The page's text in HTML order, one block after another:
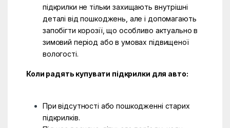
підкрилки не тільки захищають внутрішні
деталі від пошкоджень, але і допомагають
запобігти корозії, що особливо актуально в
зимовий період або в умовах підвищеної
вологості.
Коли радять купувати підкрилки для авто:
При відсутності або пошкодженні старих
підкрилків.